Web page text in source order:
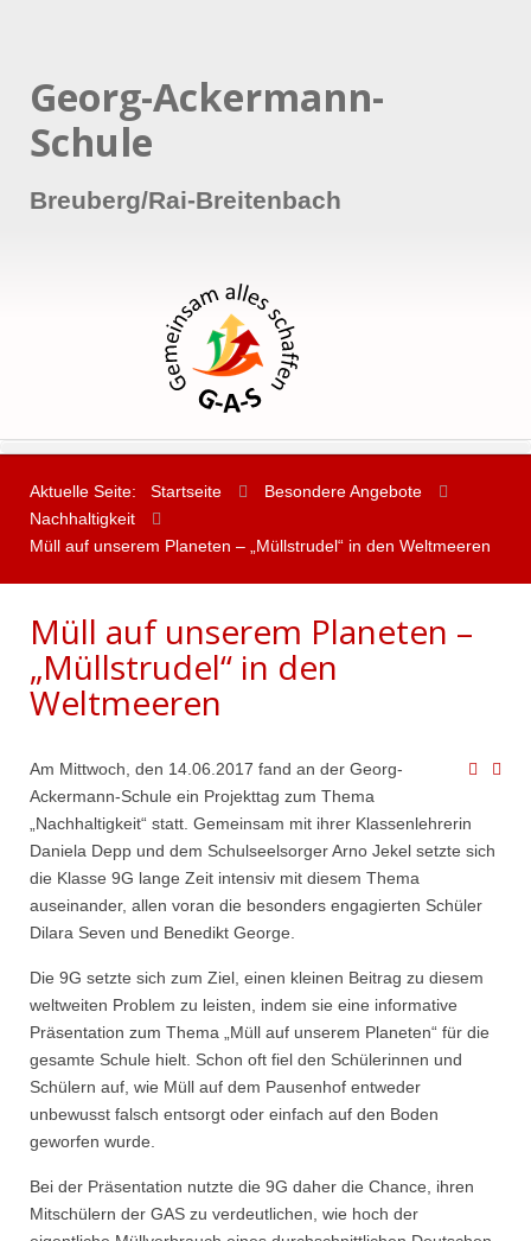
Georg-Ackermann-
Schule
Breuberg/Rai-Breitenbach
Aktuelle Seite: Startseite
Besondere Angebote
Nachhaltigkeit
Müll auf unserem Planeten – „Müllstrudel“ in den Weltmeeren
Müll auf unserem Planeten –
„Müllstrudel“ in den
Weltmeeren
Am Mittwoch, den 14.06.2017 fand an der Georg-
Ackermann-Schule ein Projekttag zum Thema
„Nachhaltigkeit“ statt. Gemeinsam mit ihrer Klassenlehrerin
Daniela Depp und dem Schulseelsorger Arno Jekel setzte sich
die Klasse 9G lange Zeit intensiv mit diesem Thema
auseinander, allen voran die besonders engagierten Schüler
Dilara Seven und Benedikt George.
Die 9G setzte sich zum Ziel, einen kleinen Beitrag zu diesem
weltweiten Problem zu leisten, indem sie eine informative
Präsentation zum Thema „Müll auf unserem Planeten“ für die
gesamte Schule hielt. Schon oft fiel den Schülerinnen und
Schülern auf, wie Müll auf dem Pausenhof entweder
unbewusst falsch entsorgt oder einfach auf den Boden
geworfen wurde.
Bei der Präsentation nutzte die 9G daher die Chance, ihren
Mitschülern der GAS zu verdeutlichen, wie hoch der